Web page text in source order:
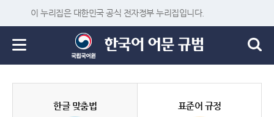
이 누리집은 대한민국 공식 전자정부 누리집입니다.
한글 맞춤법 표준어 규정